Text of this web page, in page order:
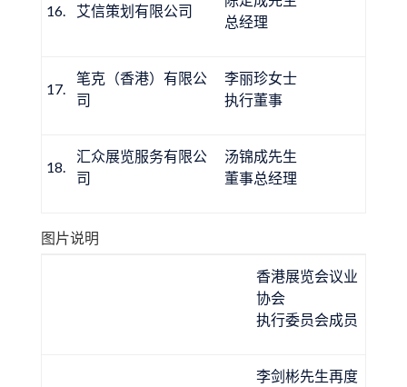
16. 艾信策划有限公司
总经理
17.
笔克（香港）有限公
司
李丽珍女士
执行董事
18.
汇众展览服务有限公
司
汤锦成先生
董事总经理
图片说明
香港展览会议业
协会
执行委员会成员
李剑彬先生再度